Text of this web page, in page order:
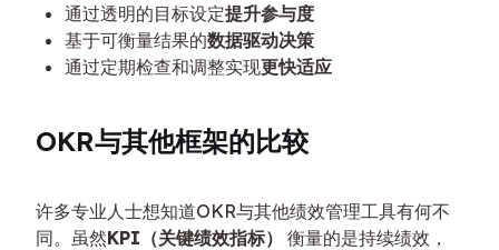
通过透明的目标设定提升参与度
基于可衡量结果的数据驱动决策
通过定期检查和调整实现更快适应
OKR与其他框架的比较
许多专业人士想知道OKR与其他绩效管理工具有何不
同。虽然KPI（关键绩效指标）
衡量的是持续绩效，